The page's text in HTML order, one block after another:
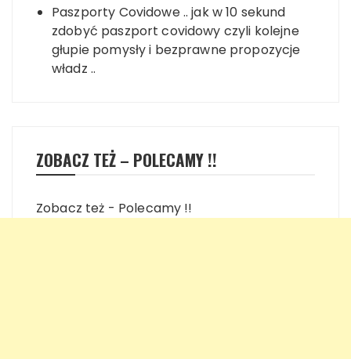
Paszporty Covidowe .. jak w 10 sekund
zdobyć paszport covidowy czyli kolejne
głupie pomysły i bezprawne propozycje
władz ..
ZOBACZ TEŻ – POLECAMY !!
Zobacz też - Polecamy !!